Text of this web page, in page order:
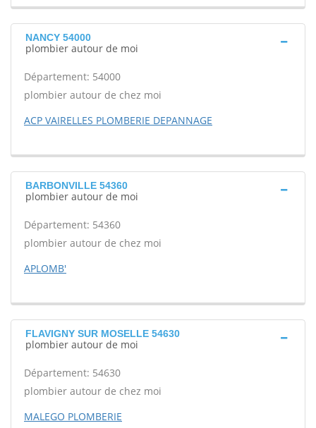
NANCY 54000
plombier autour de moi
Département: 54000
plombier autour de chez moi
ACP VAIRELLES PLOMBERIE DEPANNAGE
BARBONVILLE 54360
plombier autour de moi
Département: 54360
plombier autour de chez moi
APLOMB'
FLAVIGNY SUR MOSELLE 54630
plombier autour de moi
Département: 54630
plombier autour de chez moi
MALEGO PLOMBERIE